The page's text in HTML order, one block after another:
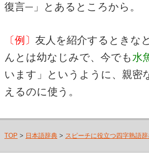
復言一 」とあるところから。
〔例〕 友人を紹介するときな
んとは幼なじみで、今でも 水
います」というように、親密
えるのに使う。
TOP > 日本語辞典> スピーチに役立つ四字熟語